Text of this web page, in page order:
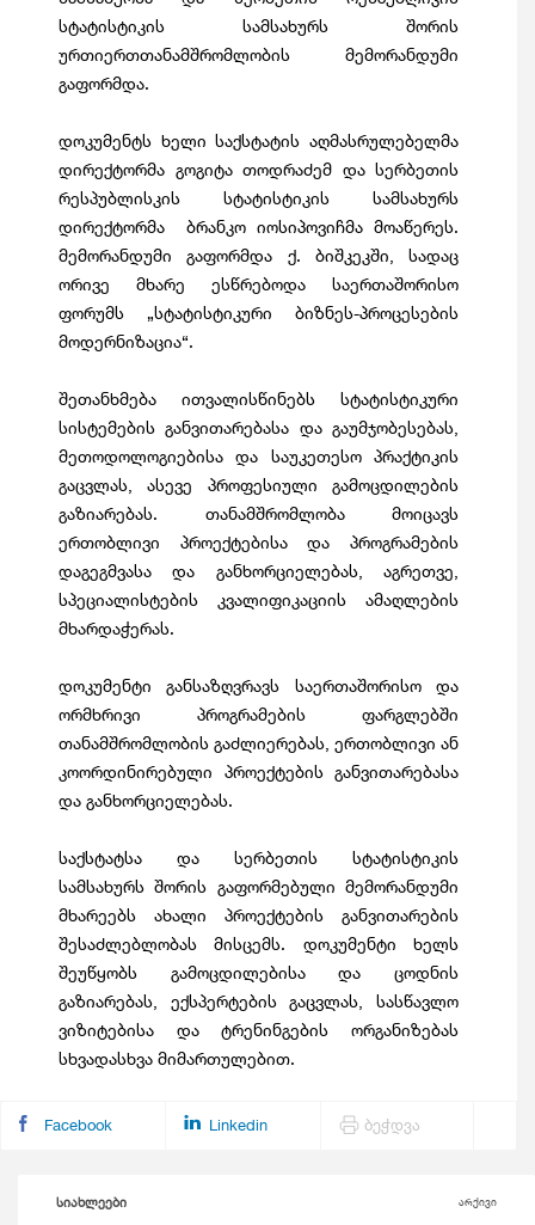
სტატისტიკის სამსახურს შორის
ურთიერთთანამშრომლობის მემორანდუმი
გაფორმდა.
დოკუმენტს ხელი საქსტატის აღმასრულებელმა
დირექტორმა გოგიტა თოდრაძემ და სერბეთის
რესპუბლისკის სტატისტიკის სამსახურს
დირექტორმა ბრანკო იოსიპოვიჩმა მოაწერეს.
მემორანდუმი გაფორმდა ქ. ბიშკეკში, სადაც
ორივე მხარე ესწრებოდა საერთაშორისო
ფორუმს „სტატისტიკური ბიზნეს-პროცესების
მოდერნიზაცია“.
შეთანხმება ითვალისწინებს სტატისტიკური
სისტემების განვითარებასა და გაუმჯობესებას,
მეთოდოლოგიებისა და საუკეთესო პრაქტიკის
გაცვლას, ასევე პროფესიული გამოცდილების
გაზიარებას. თანამშრომლობა მოიცავს
ერთობლივი პროექტებისა და პროგრამების
დაგეგმვასა და განხორციელებას, აგრეთვე,
სპეციალისტების კვალიფიკაციის ამაღლების
მხარდაჭერას.
დოკუმენტი განსაზღვრავს საერთაშორისო და
ორმხრივი პროგრამების ფარგლებში
თანამშრომლობის გაძლიერებას, ერთობლივი ან
კოორდინირებული პროექტების განვითარებასა
და განხორციელებას.
საქსტატსა და სერბეთის სტატისტიკის
სამსახურს შორის გაფორმებული მემორანდუმი
მხარეებს ახალი პროექტების განვითარების
შესაძლებლობას მისცემს. დოკუმენტი ხელს
შეუწყობს გამოცდილებისა და ცოდნის
გაზიარებას, ექსპერტების გაცვლას, სასწავლო
ვიზიტებისა და ტრენინგების ორგანიზებას
სხვადასხვა მიმართულებით.
Facebook Linkedin ბეჭდვა
სიახლეები არქივი